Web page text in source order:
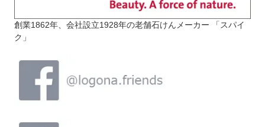
創業1862年、会社設立1928年の老舗石けんメーカー 「スパイ
ク」